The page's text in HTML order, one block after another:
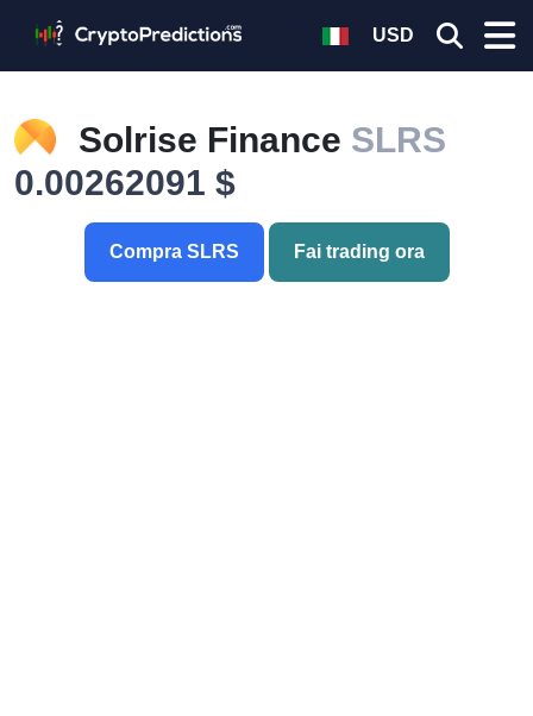
USD
Solrise Finance SLRS
0.00262091 $
Compra SLRS Fai trading ora